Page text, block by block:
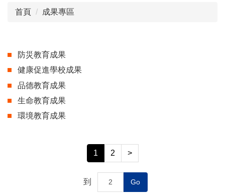
首頁 成果專區
防災教育成果
健康促進學校成果
品德教育成果
生命教育成果
環境教育成果
1 2 >
到 Go